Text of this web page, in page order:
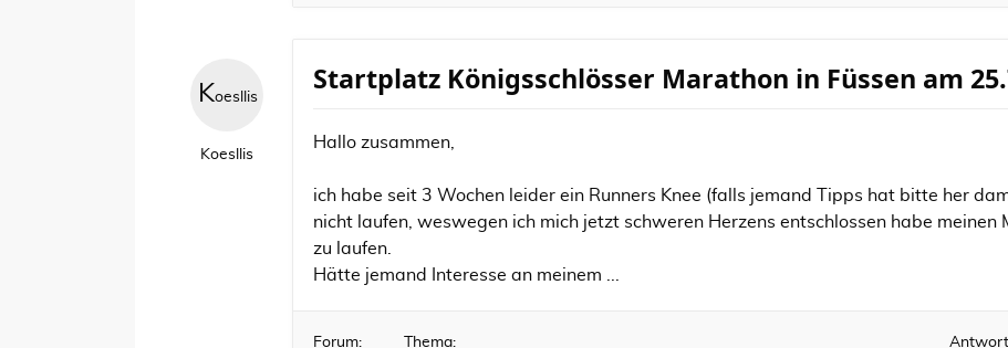
Koesllis
Koesllis
Startplatz Königsschlösser Marathon in Füssen am
Hallo zusammen,
ich habe seit 3 Wochen leider ein Runners Knee (falls jemand Tipps hat bitte her
nicht laufen, weswegen ich mich jetzt schweren Herzens entschlossen habe meinen
zu laufen.
Hätte jemand Interesse an meinem ...
Forum:
Thema: